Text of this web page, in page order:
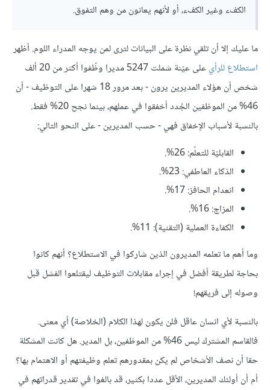
الكفء وغير الكفء، أو لأنهم يعانون من وهم التفوق.
ما عليك إلا أن تلقي نظرة على البيانات لترى لمن يوجه المدراء اللوم. أظهر
استطلاع للرأي
على عيّنة شملت 5247 مديرا وظّفوا أكثر من 20 ألف
شخص أن هؤلاء المديرين يرون - بعد مرور 18 شهرا على التوظيف - أن
46% من الموظفين الجُدد أخفقوا في عملهم، بينما نجح 20% فقط.
بالنسبة لأسباب الإخفاق فهي - حسب المديرين - على النحو التالي:
القابليّة للتعلّم: 26%.
الذكاء العاطفي: 23%.
انعدام الحافز: 17%.
المزاج: 16%.
الكفاءة العملية (التقنية): 11%.
وما أهم ما تعلمه المديرون الذين شاركوا في الاستطلاع؟ أنهم كانوا
بحاجة لطريقة أفضل في إجراء مقابلات التوظيف ليقتلعوا الفشل قبل
وصوله إلى فريقهم!
بالنسبة لأي انسان عاقل فلن يكون لهذا الكلام (الخلاصة) أي معنى.
فالقاسم المشترك ليس 46% من الموظفين، بل المدير. هل كانت المشكلة
حقا أن نصف الأشخاص لم يكن بمقدورهم تعلم وظيفتهم أو الاهتمام بها؟
أم أن أولئك المديرين، الأقل عددا بكثير، قد بالغوا في تقدير قدراتهم في